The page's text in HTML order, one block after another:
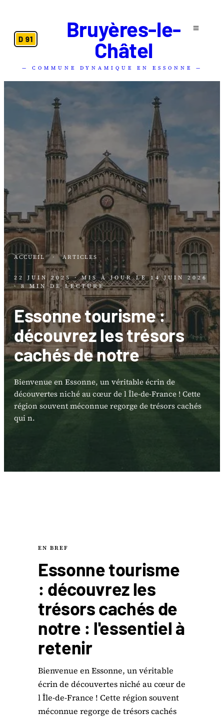
D 91
Bruyères-le-
Châtel
— COMMUNE DYNAMIQUE EN ESSONNE —
ACCUEIL · ARTICLES
22 JUIN 2025 · MIS À JOUR LE 14 JUIN 2026
· 8 MIN DE LECTURE
Essonne tourisme :
découvrez les trésors
cachés de notre
Bienvenue en Essonne, un véritable écrin de
découvertes niché au cœur de l Île-de-France ! Cette
région souvent méconnue regorge de trésors cachés
qui n.
EN BREF
Essonne tourisme
: découvrez les
trésors cachés de
notre : l'essentiel à
retenir
Bienvenue en Essonne, un véritable
écrin de découvertes niché au cœur de
l Île-de-France ! Cette région souvent
méconnue regorge de trésors cachés